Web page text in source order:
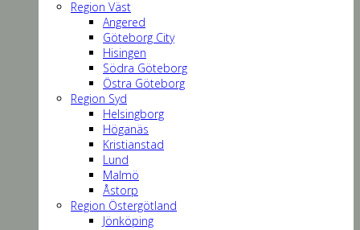
Region Väst
Angered
Göteborg City
Hisingen
Södra Göteborg
Östra Göteborg
Region Syd
Helsingborg
Höganäs
Kristianstad
Lund
Malmö
Åstorp
Region Östergötland
Jönköping